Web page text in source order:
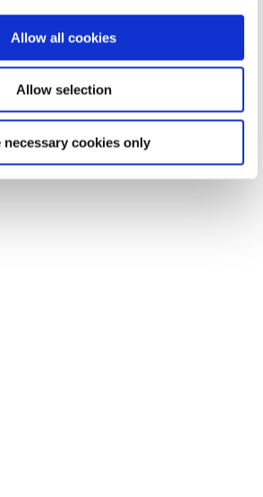
Allow all cookies
Allow selection
necessary cookies only
화 가능한 소재, 분배 장비, UV/LED 광경
조 효율성을 획기적으로 개선합니다.